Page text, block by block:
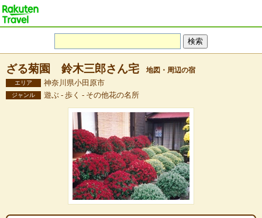
ざる菊園 鈴木三郎さん宅 地図・周辺の宿
エリア 神奈川県小田原市
ジャンル 遊ぶ - 歩く - その他花の名所